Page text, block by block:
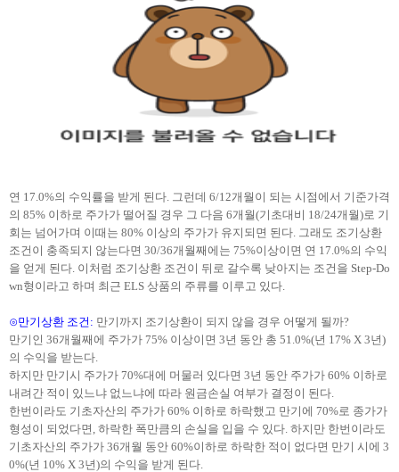
연 17.0%의 수익률을 받게 된다. 그런데 6/12개월이 되는 시점에서 기준가격
의 85% 이하로 주가가 떨어질 경우 그 다음 6개월(기초대비 18/24개월)로 기
회는 넘어가며 이때는 80% 이상의 주가가 유지되면 된다. 그래도 조기상환
조건이 충족되지 않는다면 30/36개월째에는 75%이상이면 연 17.0%의 수익
을 얻게 된다. 이처럼 조기상환 조건이 뒤로 갈수록 낮아지는 조건을 Step-Do
wn형이라고 하며 최근 ELS 상품의 주류를 이루고 있다.
⊙만기상환 조건 : 만기까지 조기상환이 되지 않을 경우 어떻게 될까?
만기인 36개월째에 주가가 75% 이상이면 3년 동안 총 51.0%(년 17% X 3년)
의 수익을 받는다.
하지만 만기시 주가가 70%대에 머물러 있다면 3년 동안 주가가 60% 이하로
내려간 적이 있느냐 없느냐에 따라 원금손실 여부가 결정이 된다.
한번이라도 기초자산의 주가가 60% 이하로 하락했고 만기에 70%로 종가가
형성이 되었다면, 하락한 폭만큼의 손실을 입을 수 있다. 하지만 한번이라도
기초자산의 주가가 36개월 동안 60%이하로 하락한 적이 없다면 만기 시에 3
0%(년 10% X 3년)의 수익을 받게 된다.